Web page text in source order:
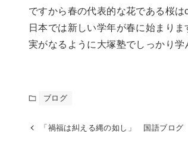
ですから春の代表的な花である桜は
日本では新しい学年が春に始まり
実がなるように大塚塾でしっかり学
ブログ
「禍福は糾える縄の如し」 国語ブログ